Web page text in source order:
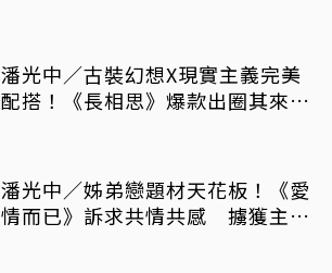
潘光中／古裝幻想X現實主義完美
配搭！《長相思》爆款出圈其來有
潘光中／姊弟戀題材天花板！《愛
情而已》訴求共情共感 擄獲主力